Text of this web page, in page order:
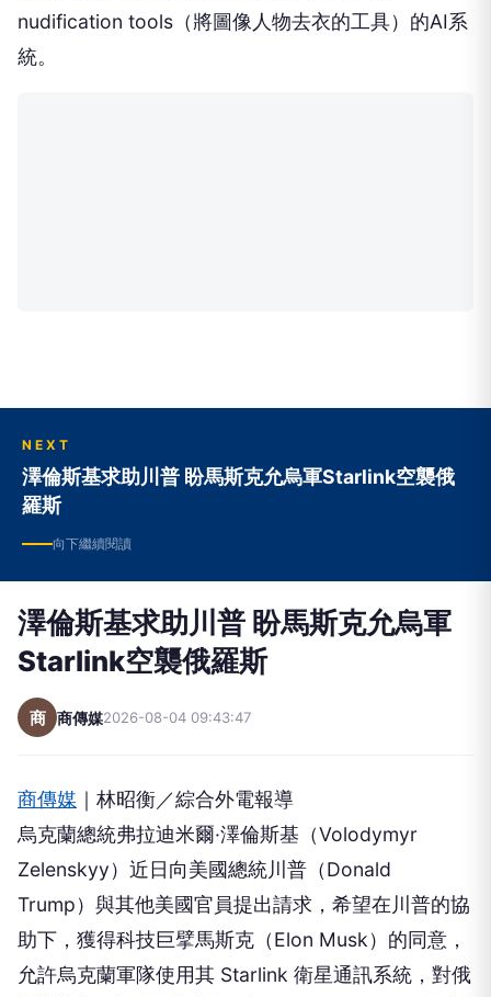
nudification tools（將圖像人物去衣的工具）的AI系
統。
NEXT
澤倫斯基求助川普 盼馬斯克允烏軍Starlink空襲俄
羅斯
向下繼續閱讀
澤倫斯基求助川普 盼馬斯克允烏軍
Starlink空襲俄羅斯
商 商傳媒2026-08-04 09:43:47
商傳媒 ｜林昭衡／綜合外電報導
烏克蘭總統弗拉迪米爾·澤倫斯基（Volodymyr
Zelenskyy）近日向美國總統川普（Donald
Trump）與其他美國官員提出請求，希望在川普的協
助下，獲得科技巨擘馬斯克（Elon Musk）的同意，
允許烏克蘭軍隊使用其 Starlink 衛星通訊系統，對俄